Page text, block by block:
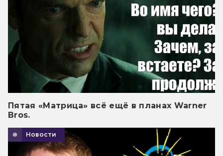
Пятая «Матрица» всё ещё в планах Warner
Bros.
Новости